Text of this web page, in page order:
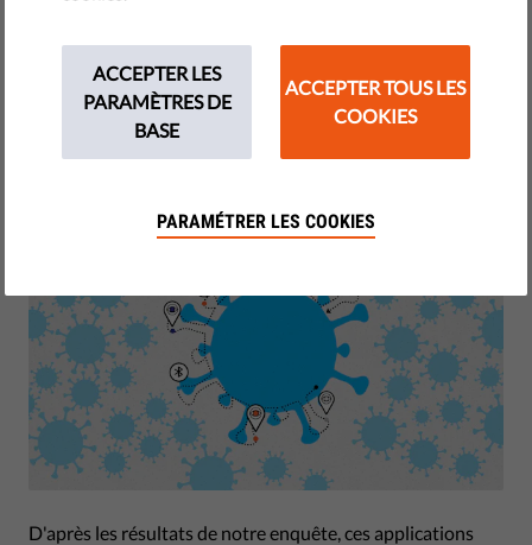
Liberties et ses partenaires ont enquêté sur les applications
de traçage des cas contacts dans neuf pays différents.
by Anna Ackermann
novembre 04, 2021
D'après les résultats de notre enquête, ces applications
ACCEPTER LES
PARAMÈTRES DE
BASE
ACCEPTER TOUS LES
COOKIES
PARAMÉTRER LES COOKIES